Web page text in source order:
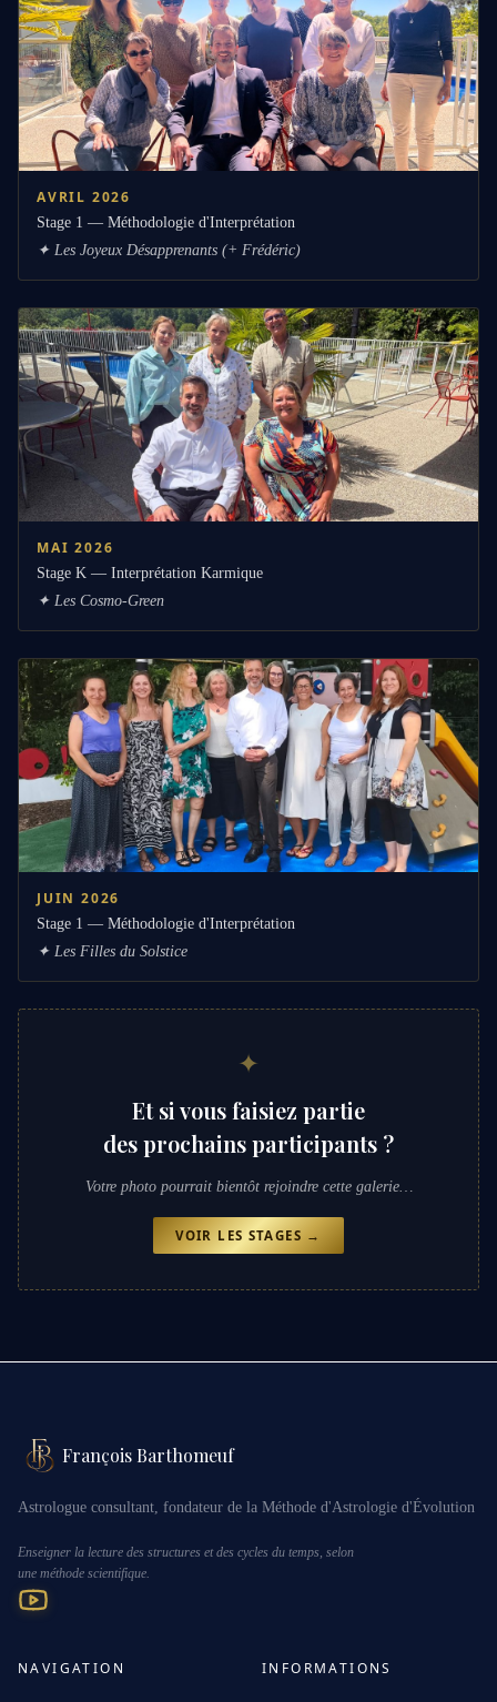
AVRIL 2026
Stage 1 — Méthodologie d'Interprétation
✦ Les Joyeux Désapprenants (+ Frédéric)
MAI 2026
Stage K — Interprétation Karmique
✦ Les Cosmo-Green
JUIN 2026
Stage 1 — Méthodologie d'Interprétation
✦ Les Filles du Solstice
✦
Et si vous faisiez partie
des prochains participants ?
Votre photo pourrait bientôt rejoindre cette galerie…
VOIR LES STAGES →
François Barthomeuf
Astrologue consultant, fondateur de la Méthode d'Astrologie d'Évolution
Enseigner la lecture des structures et des cycles du temps, selon
une méthode scientifique.
NAVIGATION INFORMATIONS